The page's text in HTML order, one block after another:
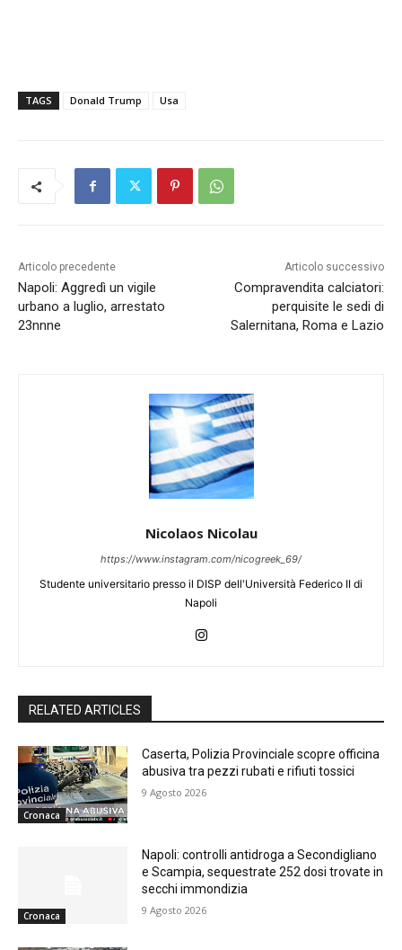
TAGS Donald Trump Usa
Articolo precedente
Napoli: Aggredì un vigile
urbano a luglio, arrestato
23nnne
Articolo successivo
Compravendita calciatori:
perquisite le sedi di
Salernitana, Roma e Lazio
Nicolaos Nicolau
https://www.instagram.com/nicogreek_69/
Studente universitario presso il DISP dell'Università Federico II di
Napoli
RELATED ARTICLES
Cronaca
Caserta, Polizia Provinciale scopre officina
abusiva tra pezzi rubati e rifiuti tossici
9 Agosto 2026
Cronaca
Napoli: controlli antidroga a Secondigliano
e Scampia, sequestrate 252 dosi trovate in
secchi immondizia
9 Agosto 2026